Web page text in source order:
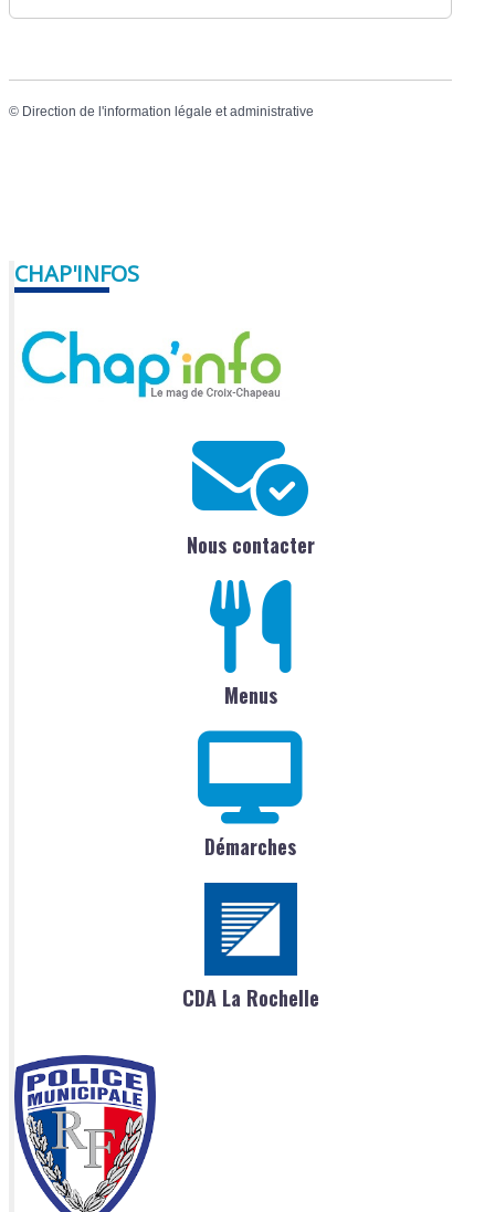
© Direction de l'information légale et administrative
CHAP'INFOS
Nous contacter
Menus
Démarches
CDA La Rochelle